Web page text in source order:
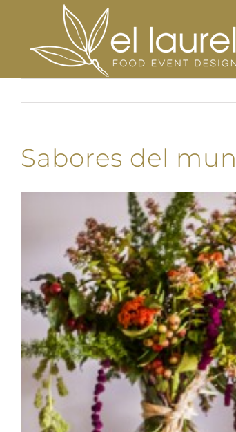
contenido
Sabores del